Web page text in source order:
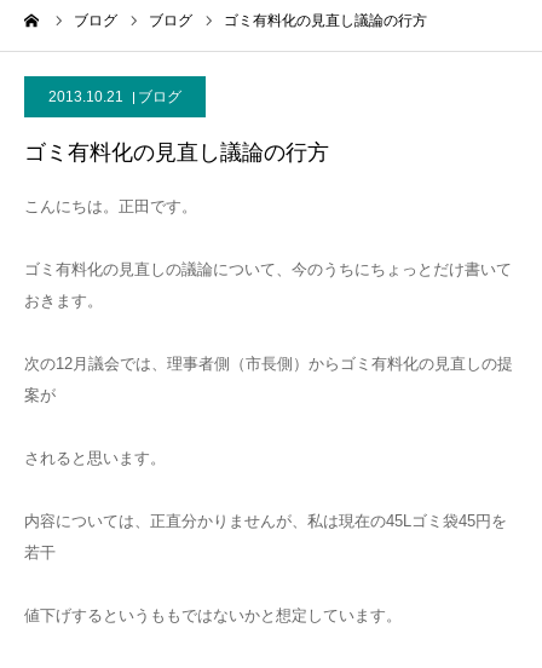
ブログ ブログ ゴミ有料化の見直し議論の行方
2013.10.21 ブログ
ゴミ有料化の見直し議論の行方
こんにちは。正田です。
ゴミ有料化の見直しの議論について、今のうちにちょっとだけ書いて
おきます。
次の12月議会では、理事者側（市長側）からゴミ有料化の見直しの提
案が
されると思います。
内容については、正直分かりませんが、私は現在の45Lゴミ袋45円を
若干
値下げするというももではないかと想定しています。
お問い合わせ